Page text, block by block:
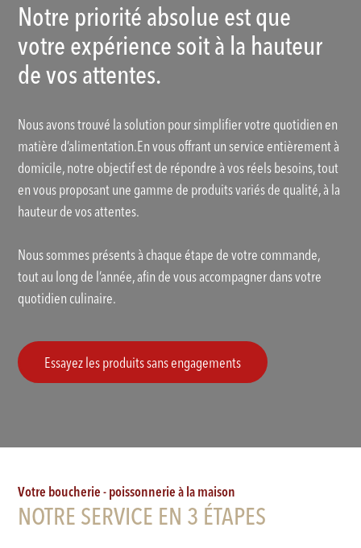
Notre priorité absolue est que
votre expérience soit à la hauteur
de vos attentes.
Nous avons trouvé la solution pour simplifier votre quotidien en
matière d’alimentation.En vous offrant un service entièrement à
domicile, notre objectif est de répondre à vos réels besoins, tout
en vous proposant une gamme de produits variés de qualité, à la
hauteur de vos attentes.
Nous sommes présents à chaque étape de votre commande,
tout au long de l’année, afin de vous accompagner dans votre
quotidien culinaire.
Essayez les produits sans engagements
Votre boucherie - poissonnerie à la maison
NOTRE SERVICE EN 3 ÉTAPES